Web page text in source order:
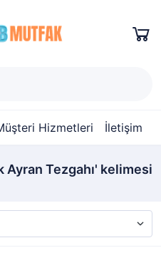
Hizmetleri İletişim
Ayran Tezgahı' kelimesi